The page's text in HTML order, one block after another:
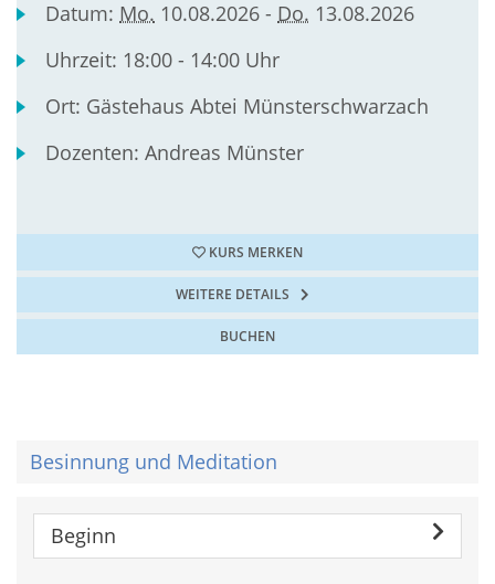
Datum: Mo. 10.08.2026 - Do. 13.08.2026
Uhrzeit: 18:00 - 14:00 Uhr
Ort: Gästehaus Abtei Münsterschwarzach
Dozenten:Andreas Münster
KURS MERKEN
WEITERE DETAILS
BUCHEN
Besinnung und Meditation
Beginn